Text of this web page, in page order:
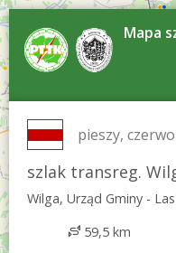
Mapa
pieszy,
szlak transreg.
Wilga, Urząd Gminy -
59,5 km